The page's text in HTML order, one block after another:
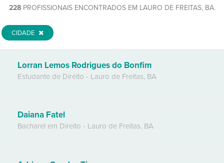
228PROFISSIONAIS ENCONTRADOS EM LAURO DE FREITAS, BA.
CIDADE
Lorran Lemos Rodrigues do Bonfim
Estudante de Direito - Lauro de Freitas, BA
Daiana Fatel
Bacharel em Direito - Lauro de Freitas, BA